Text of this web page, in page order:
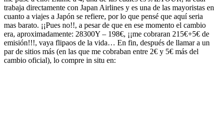
trabaja directamente con Japan Airlines y es una de las mayoristas en
cuanto a viajes a Japón se refiere, por lo que pensé que aquí seria
mas barato. ¡¡Pues no!!, a pesar de que en ese momento el cambio
era, aproximadamente: 28300Y – 198€, ¡¡me cobraran 215€+5€ de
emisión!!!, vaya flipaos de la vida… En fin, después de llamar a un
par de sitios más (en las que me cobraban entre 2€ y 5€ más del
cambio oficial), lo compre in situ en: